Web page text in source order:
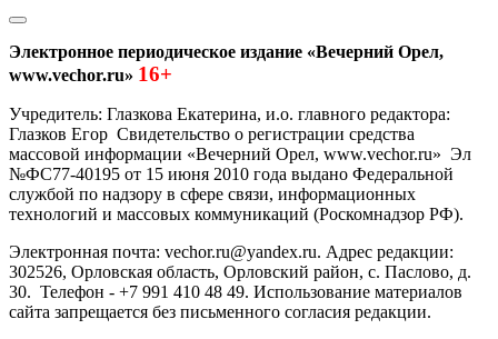
Электронное периодическое издание «Вечерний Орел,
www.vechor.ru» 16+
Учредитель: Глазкова Екатерина, и.о. главного редактора:
Глазков Егор Свидетельство о регистрации средства
массовой информации «Вечерний Орел, www.vechor.ru» Эл
№ФС77-40195 от 15 июня 2010 года выдано Федеральной
службой по надзору в сфере связи, информационных
технологий и массовых коммуникаций (Роскомнадзор РФ).
Электронная почта: vechor.ru@yandex.ru. Адрес редакции:
302526, Орловская область, Орловский район, с. Паслово, д.
30. Телефон - +7 991 410 48 49. Использование материалов
сайта запрещается без письменного согласия редакции.